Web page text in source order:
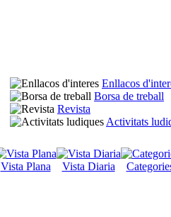
Enllacos
Borsa de treball
Revista
Activitats
Vista Plana Vista Diaria